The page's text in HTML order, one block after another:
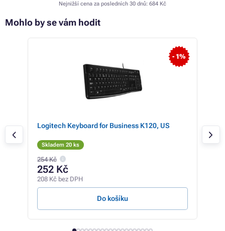
Nejnižší cena za posledních 30 dnů: 684 Kč
Mohlo by se vám hodit
- 1%
Logitech Keyboard for Business K120, US
Skladem 20 ks
254 Kč
252 Kč
208 Kč bez DPH
Do košíku